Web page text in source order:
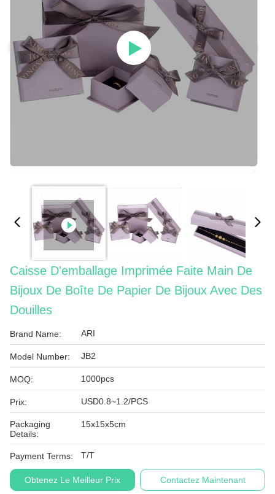
Caisse D'emballage Imprimée Faite Main De
Bijoux De Boîte De Papier De Bijoux Avec Des
Douilles
Brand Name: ARI
Model Number: JB2
MOQ: 1000pcs
Prix: USD0.8~1.2/PCS
Packaging
Details:
15x15x5cm
Payment Terms: T/T
Obtenez Le Meilleur Prix Contactez Maintenant